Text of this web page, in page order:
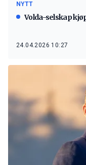
NYTT
Volda-selskap
24.04.2026 10:27